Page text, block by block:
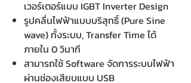
เวอร์เตอร์แบบ IGBT Inverter Design
รูปคลื่นไฟฟ้าแบบบริสุทธิ์ (Pure Sine
wave) ทั้งระบบ, Transfer Time ได้
ภายใน 0 วินาที
สามารถใช้ Software จัดการระบบไฟฟ้า
ผ่านช่องเสียบแบบ USB